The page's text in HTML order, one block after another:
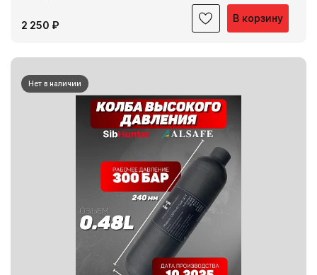
В корзину
2 250 ₽
Нет в наличии